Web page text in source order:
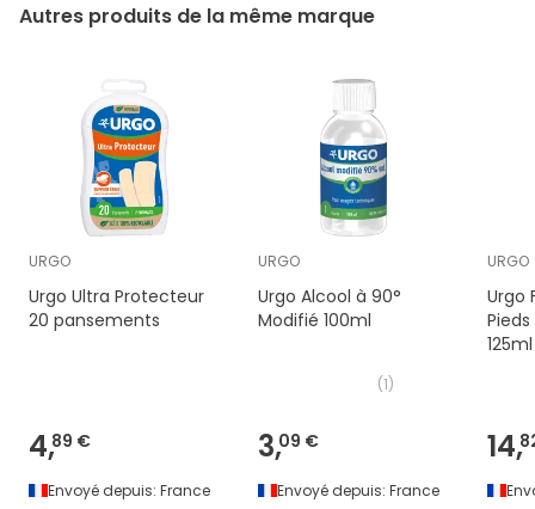
Autres produits de la même marque
URGO
Urgo Ultra Protecteur
20 pansements
4,89 €
Envoyé depuis: France
URGO
Urgo Alcool à 90°
Modifié 100ml
(1)
3,09 €
Envoyé depuis: France
URGO
Urgo
125ml
14,